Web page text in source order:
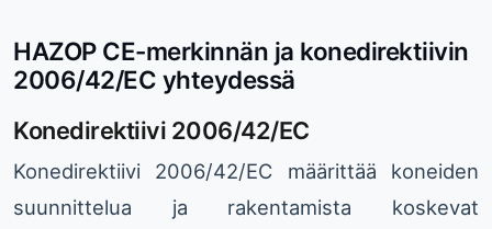
HAZOP CE-merkinnän ja konedirektiivin
2006/42/EC yhteydessä
Konedirektiivi 2006/42/EC
Konedirektiivi 2006/42/EC määrittää koneiden
suunnittelua ja rakentamista koskevat